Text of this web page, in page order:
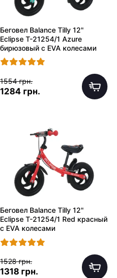
Беговел Balance Tilly 12"
Eclipse T-21254/1 Azure
бирюзовый с EVA колесами
1554 грн.
1284 грн.
Беговел Balance Tilly 12"
Eclipse T-21254/1 Red красный
с EVA колесами
1528 грн.
1318 грн.